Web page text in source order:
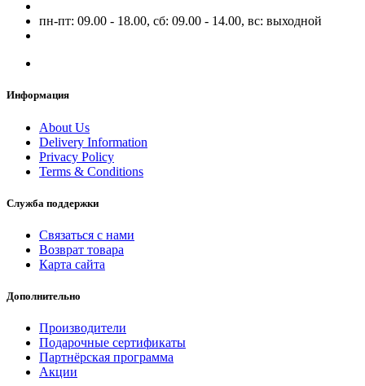
пн-пт: 09.00 - 18.00, сб: 09.00 - 14.00, вс: выходной
Информация
About Us
Delivery Information
Privacy Policy
Terms & Conditions
Служба поддержки
Связаться с нами
Возврат товара
Карта сайта
Дополнительно
Производители
Подарочные сертификаты
Партнёрская программа
Акции